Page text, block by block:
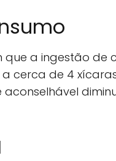
a ingestão de
cerca de 4